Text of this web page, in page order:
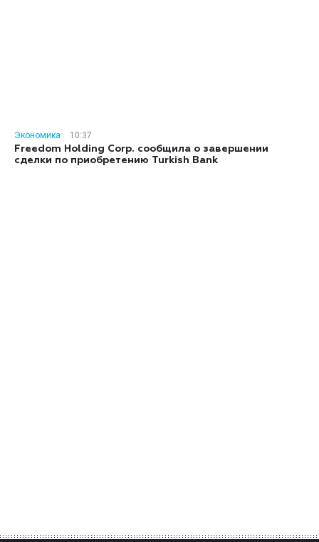
Экономика
10:37
Freedom Holding Corp. сообщила о завершении
сделки по приобретению Turkish Bank